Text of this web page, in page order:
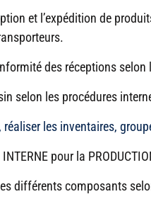
et l’expédition de
des réceptions selon
selon les procédures
réaliser les inventaires,
INTERNE pour la
différents composants